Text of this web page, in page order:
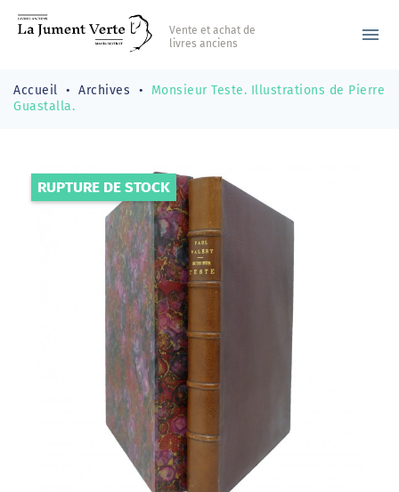
Vente et achat de
livres anciens
menu
Accueil Archives
Monsieur Teste. Illustrations de Pierre
Guastalla.
RUPTURE DE STOCK